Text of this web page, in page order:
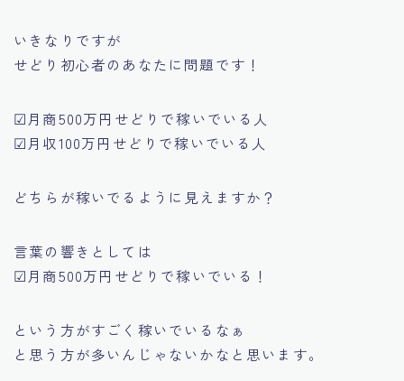
いきなりですが
せどり初心者のあなたに問題です！
☑ 月商500万円 せどりで稼いでいる人
☑ 月収100万円 せどりで稼いでいる人
どちらが稼いでるように見えますか？
言葉の響きとしては
☑月商500万円せどりで稼いでいる！
という方がすごく稼いでいるなぁ
と思う方が多いんじゃないかなと思います。